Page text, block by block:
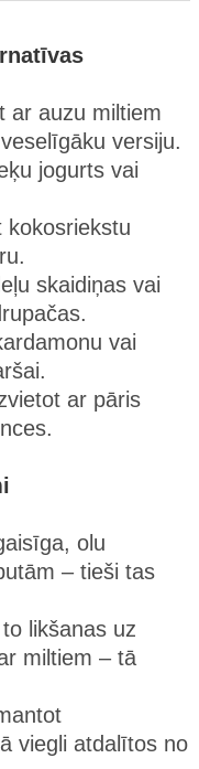
ar auzu miltiem
versiju.
jogurts vai
kokosriekstu
skaidiņas vai
vai
ar pāris
olu
– tieši tas
likšanas uz
miltiem – tā
viegli atdalītos no